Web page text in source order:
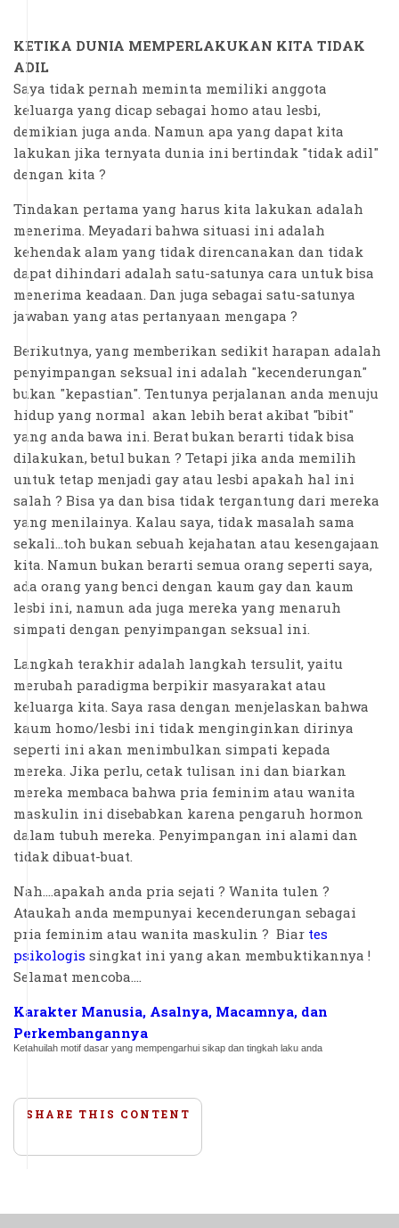
KETIKA DUNIA MEMPERLAKUKAN KITA TIDAK
ADIL
Saya tidak pernah meminta memiliki anggota
keluarga yang dicap sebagai homo atau lesbi,
demikian juga anda. Namun apa yang dapat kita
lakukan jika ternyata dunia ini bertindak "tidak adil"
dengan kita ?
Tindakan pertama yang harus kita lakukan adalah
menerima. Meyadari bahwa situasi ini adalah
kehendak alam yang tidak direncanakan dan tidak
dapat dihindari adalah satu-satunya cara untuk bisa
menerima keadaan. Dan juga sebagai satu-satunya
jawaban yang atas pertanyaan mengapa ?
Berikutnya, yang memberikan sedikit harapan adalah
penyimpangan seksual ini adalah "kecenderungan"
bukan "kepastian". Tentunya perjalanan anda menuju
hidup yang normal akan lebih berat akibat "bibit"
yang anda bawa ini. Berat bukan berarti tidak bisa
dilakukan, betul bukan ? Tetapi jika anda memilih
untuk tetap menjadi gay atau lesbi apakah hal ini
salah ? Bisa ya dan bisa tidak tergantung dari mereka
yang menilainya. Kalau saya, tidak masalah sama
sekali...toh bukan sebuah kejahatan atau kesengajaan
kita. Namun bukan berarti semua orang seperti saya,
ada orang yang benci dengan kaum gay dan kaum
lesbi ini, namun ada juga mereka yang menaruh
simpati dengan penyimpangan seksual ini.
Langkah terakhir adalah langkah tersulit, yaitu
merubah paradigma berpikir masyarakat atau
keluarga kita. Saya rasa dengan menjelaskan bahwa
kaum homo/lesbi ini tidak menginginkan dirinya
seperti ini akan menimbulkan simpati kepada
mereka. Jika perlu, cetak tulisan ini dan biarkan
mereka membaca bahwa pria feminim atau wanita
maskulin ini disebabkan karena pengaruh hormon
dalam tubuh mereka. Penyimpangan ini alami dan
tidak dibuat-buat.
Nah....apakah anda pria sejati ? Wanita tulen ?
Ataukah anda mempunyai kecenderungan sebagai
pria feminim atau wanita maskulin ? Biar tes
psikologis singkat ini yang akan membuktikannya !
Selamat mencoba....
Karakter Manusia, Asalnya, Macamnya, dan
Perkembangannya
Ketahuilah motif dasar yang mempengarhui sikap dan tingkah laku anda
SHARE THIS CONTENT